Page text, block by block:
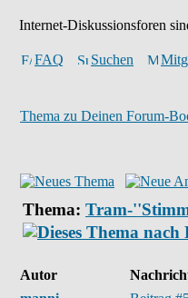
Internet-Diskussionsforen
FAQ Suchen
Thema zu Deinen Forum-
Thema: Tram-
Autor